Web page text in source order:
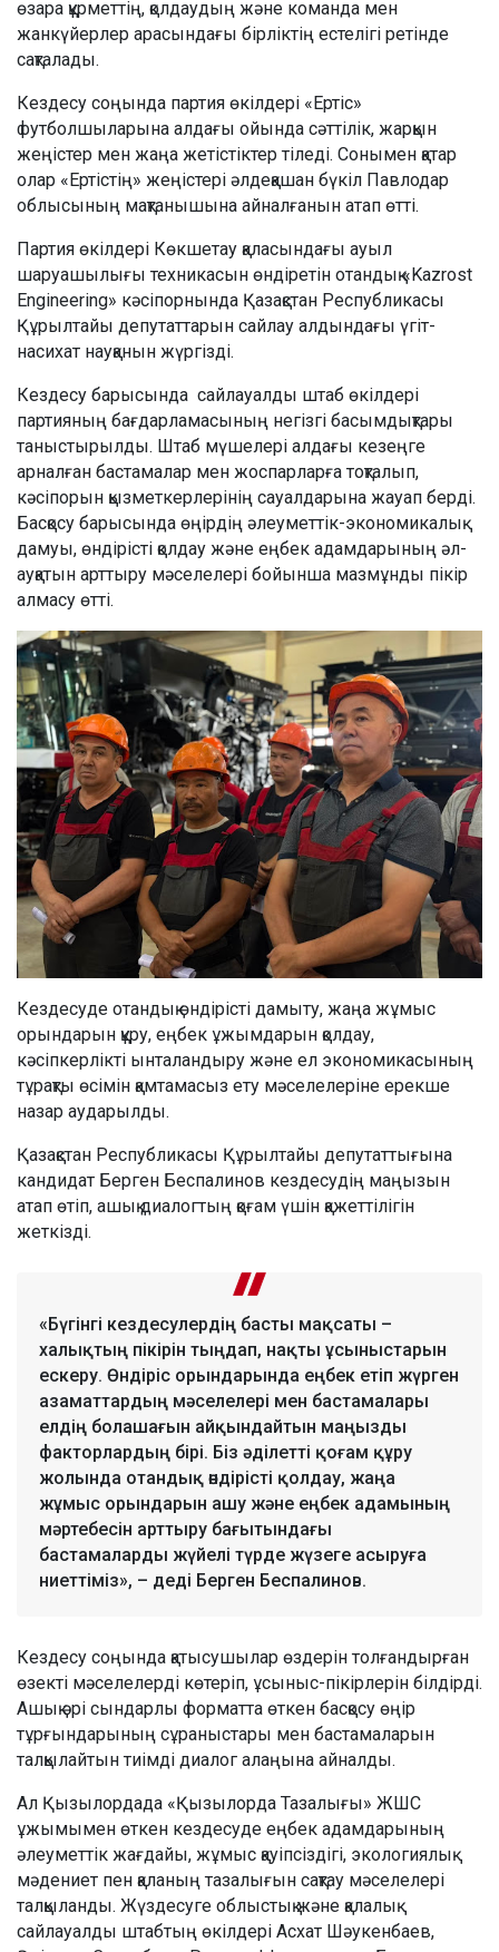
өзара құрметтің, қолдаудың және команда мен
жанкүйерлер арасындағы бірліктің естелігі ретінде
сақталады.
Кездесу соңында партия өкілдері «Ертіс»
футболшыларына алдағы ойында сәттілік, жарқын
жеңістер мен жаңа жетістіктер тіледі. Сонымен қатар
олар «Ертістің» жеңістері әлдеқашан бүкіл Павлодар
облысының мақтанышына айналғанын атап өтті.
Партия өкілдері Көкшетау қаласындағы ауыл
шаруашылығы техникасын өндіретін отандық «Kazrost
Engineering» кәсіпорнында Қазақстан Республикасы
Құрылтайы депутаттарын сайлау алдындағы үгіт-
насихат науқанын жүргізді.
Кездесу барысында сайлауалды штаб өкілдері
партияның бағдарламасының негізгі басымдықтары
таныстырылды. Штаб мүшелері алдағы кезеңге
арналған бастамалар мен жоспарларға тоқталып,
кәсіпорын қызметкерлерінің сауалдарына жауап берді.
Басқосу барысында өңірдің әлеуметтік-экономикалық
дамуы, өндірісті қолдау және еңбек адамдарының әл-
ауқатын арттыру мәселелері бойынша мазмұнды пікір
алмасу өтті.
Кездесуде отандық өндірісті дамыту, жаңа жұмыс
орындарын құру, еңбек ұжымдарын қолдау,
кәсіпкерлікті ынталандыру және ел экономикасының
тұрақты өсімін қамтамасыз ету мәселелеріне ерекше
назар аударылды.
Қазақстан Республикасы Құрылтайы депутаттығына
кандидат Берген Беспалинов кездесудің маңызын
атап өтіп, ашық диалогтың қоғам үшін қажеттілігін
жеткізді.
«Бүгінгі кездесулердің басты мақсаты –
халықтың пікірін тыңдап, нақты ұсыныстарын
ескеру. Өндіріс орындарында еңбек етіп жүрген
азаматтардың мәселелері мен бастамалары
елдің болашағын айқындайтын маңызды
факторлардың бірі. Біз әділетті қоғам құру
жолында отандық өндірісті қолдау, жаңа
жұмыс орындарын ашу және еңбек адамының
мәртебесін арттыру бағытындағы
бастамаларды жүйелі түрде жүзеге асыруға
ниеттіміз», – деді Берген Беспалинов.
Кездесу соңында қатысушылар өздерін толғандырған
өзекті мәселелерді көтеріп, ұсыныс-пікірлерін білдірді.
Ашық әрі сындарлы форматта өткен басқосу өңір
тұрғындарының сұраныстары мен бастамаларын
талқылайтын тиімді диалог алаңына айналды.
Ал Қызылордада «Қызылорда Тазалығы» ЖШС
ұжымымен өткен кездесуде еңбек адамдарының
әлеуметтік жағдайы, жұмыс қауіпсіздігі, экологиялық
мәдениет пен қаланың тазалығын сақтау мәселелері
талқыланды. Жүздесуге облыстық және қалалық
сайлауалды штабтың өкілдері Асхат Шәукенбаев,